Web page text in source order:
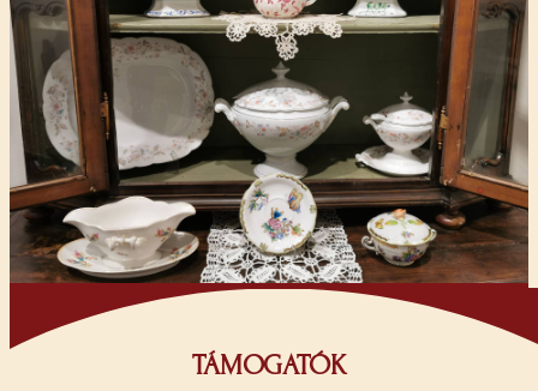
TÁMOGATÓK